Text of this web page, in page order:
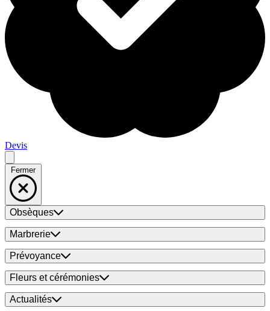
Devis
Fermer
Obsèques
Marbrerie
Prévoyance
Fleurs et cérémonies
Actualités